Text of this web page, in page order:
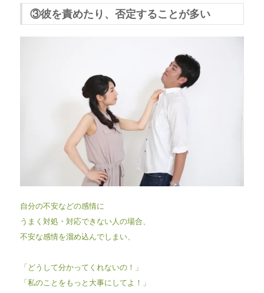
③彼を責めたり、否定することが多い
自分の不安などの感情に
うまく対処・対応できない人の場合、
不安な感情を溜め込んでしまい、
「どうして分かってくれないの！」
「私のことをもっと大事にしてよ！」